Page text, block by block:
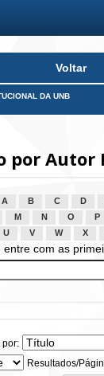
Voltar
DA UNB
por Autor
A B C D
M N O P
U
V W X
entre com as
por:
Resultados/